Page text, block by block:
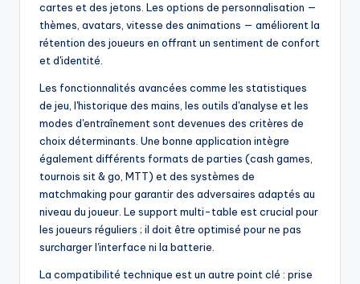
cartes et des jetons. Les options de personnalisation —
thèmes, avatars, vitesse des animations — améliorent la
rétention des joueurs en offrant un sentiment de confort
et d'identité.
Les fonctionnalités avancées comme les statistiques
de jeu, l'historique des mains, les outils d'analyse et les
modes d'entraînement sont devenues des critères de
choix déterminants. Une bonne application intègre
également différents formats de parties (cash games,
tournois sit & go, MTT) et des systèmes de
matchmaking pour garantir des adversaires adaptés au
niveau du joueur. Le support multi-table est crucial pour
les joueurs réguliers ; il doit être optimisé pour ne pas
surcharger l'interface ni la batterie.
La compatibilité technique est un autre point clé : prise